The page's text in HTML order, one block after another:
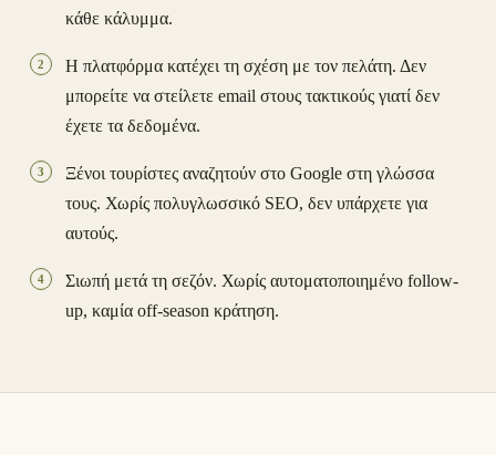
κάθε κάλυμμα.
2
Η πλατφόρμα κατέχει τη σχέση με τον πελάτη. Δεν
μπορείτε να στείλετε email στους τακτικούς γιατί δεν
έχετε τα δεδομένα.
3
Ξένοι τουρίστες αναζητούν στο Google στη γλώσσα
τους. Χωρίς πολυγλωσσικό SEO, δεν υπάρχετε για
αυτούς.
4
Σιωπή μετά τη σεζόν. Χωρίς αυτοματοποιημένο follow-
up, καμία off-season κράτηση.